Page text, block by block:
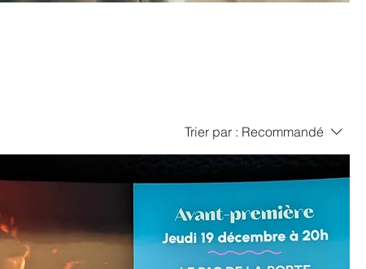
Trier par : Recommandé